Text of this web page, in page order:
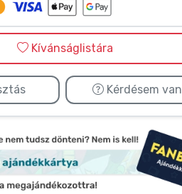
Kívánságlistára
Kérdésem van